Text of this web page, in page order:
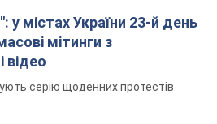
у містах України 23-й день
мітинги з
відео
серію щоденних протестів